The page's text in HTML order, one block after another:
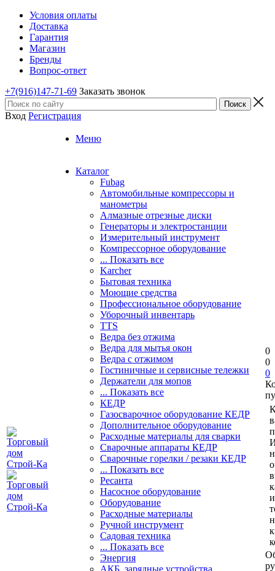
Условия оплаты
Доставка
Гарантия
Магазин
Бренды
Вопрос-ответ
+7(916)147-71-69 Заказать звонок
Вход Регистрация
Меню
Каталог
Fubag
Автомобильные компрессоры и
манометры
Алмазные отрезные диски
Генераторы и электростанции
Измерительный инструмент
Компрессорное оборудование
... Показать все
Karcher
Бытовая техника
Моющие средства
Профессиональное оборудование
Уборочный инвентарь
TTS
Ведра без отжима
Ведра для мытья окон
Ведра с отжимом
Гостиничные и сервисные тележки
Держатели для мопов
... Показать все
КЕДР
Газосварочное оборудование КЕДР
Дополнительное оборудование
Расходные материалы для сварки
Сварочные аппараты КЕДР
Сварочные горелки / резаки КЕДР
... Показать все
Ресанта
Насосное оборудование
Оборудование
Расходные материалы
Ручной инструмент
Садовая техника
... Показать все
Энергия
АКБ, зарядные устройства
0
0
0